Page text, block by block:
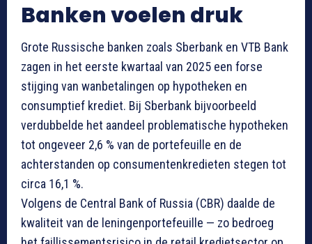
Banken voelen druk
Grote Russische banken zoals Sberbank en VTB Bank
zagen in het eerste kwartaal van 2025 een forse
stijging van wanbetalingen op hypotheken en
consumptief krediet. Bij Sberbank bijvoorbeeld
verdubbelde het aandeel problematische hypotheken
tot ongeveer 2,6 % van de portefeuille en de
achterstanden op consumentenkredieten stegen tot
circa 16,1 %.
Volgens de Central Bank of Russia (CBR) daalde de
kwaliteit van de leningenportefeuille — zo bedroeg